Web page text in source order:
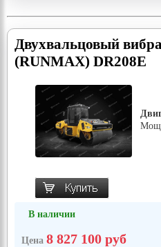
Двухвальцовый
(RUNMAX) DR208E
В наличии
Цена 8 827 100 руб